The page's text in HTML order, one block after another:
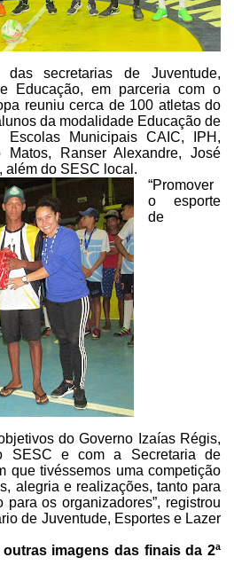
secretarias de Juventude,
Educação, em parceria com o
reuniu cerca de 100 atletas do
da modalidade Educação de
Municipais CAIC, IPH,
Matos, Ranser Alexandre, José
além do SESC local.
“Promover
o esporte
de
do Governo IzaíasRégis,
SESC e com a Secretaria de
que tivéssemos uma competição
alegria e realizações, tanto para
os organizadores”, registrou
de Juventude, Esportes e Lazer
imagens das finais da 2ª